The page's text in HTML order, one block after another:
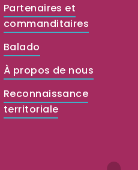
Partenaires et
commanditaires
Balado
À propos de nous
Reconnaissance
territoriale